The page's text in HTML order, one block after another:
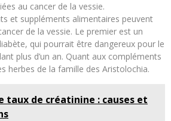
au cancer de la vessie.
et suppléments alimentaires peuvent
de la vessie. Le premier est un
qui pourrait être dangereux pour le
plus d’un an. Quant aux compléments
herbes de la famille des Aristolochia.
taux de créatinine : causes et